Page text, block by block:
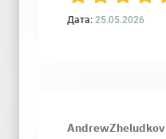
Дата: 25.05.2026
AndrewZheludkov